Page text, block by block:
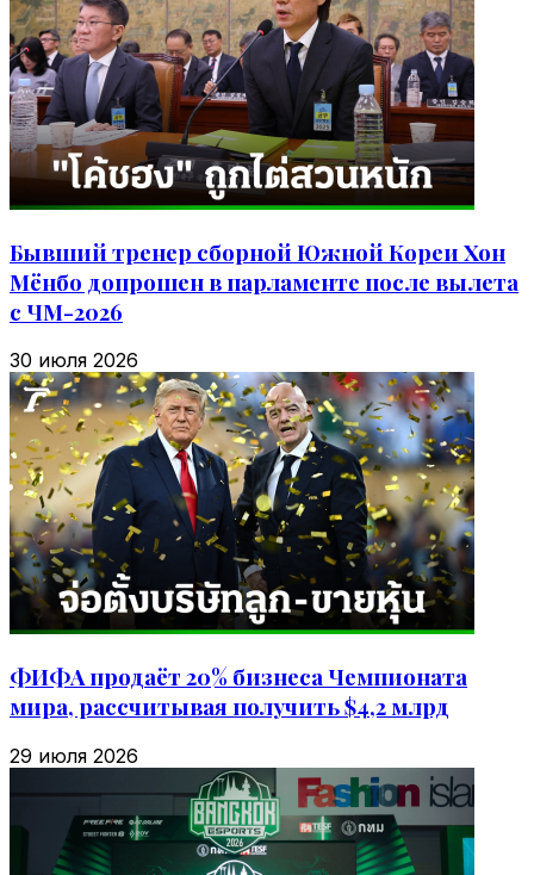
Бывший тренер сборной Южной Кореи Хон
Мёнбо допрошен в парламенте после вылета
с ЧМ-2026
30 июля 2026
ФИФА продаёт 20% бизнеса Чемпионата
мира, рассчитывая получить $4,2 млрд
29 июля 2026